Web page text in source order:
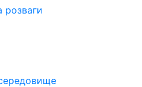
розваги